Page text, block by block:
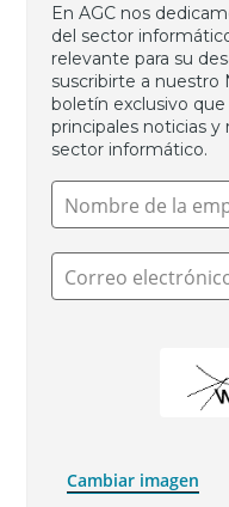
En AGC nos
del sector
relevante para su
suscribirte a nuestro
boletín exclusivo
principales noticias
sector informático.
Nombre de la
Correo
Cambiar imagen